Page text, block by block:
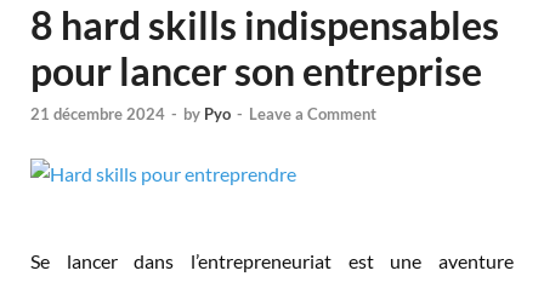
8 hard skills indispensables
pour lancer son entreprise
21 décembre 2024 - by Pyo - Leave a Comment
Se lancer dans l’entrepreneuriat est une aventure